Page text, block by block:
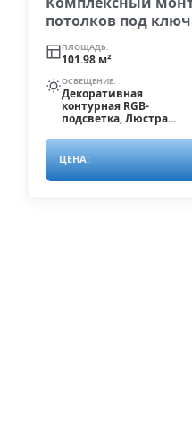
потолков под
ПЛОЩАДЬ:
101.98 м²
ОСВЕЩЕНИЕ:
Декоративная
контурная RGB-
подсветка, Люстра...
ЦЕНА: